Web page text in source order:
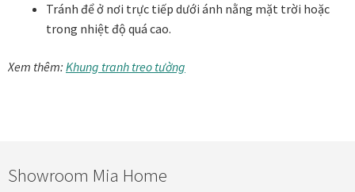
Đóng khung tranh thảm Dubai
Đóng khung tranh đính đá
Tránh để ở nơi trực tiếp dưới ánh nằng mặt trời hoặc
trong nhiệt độ quá cao.
Xem thêm: Khung tranh treo tường
Showroom Mia Home